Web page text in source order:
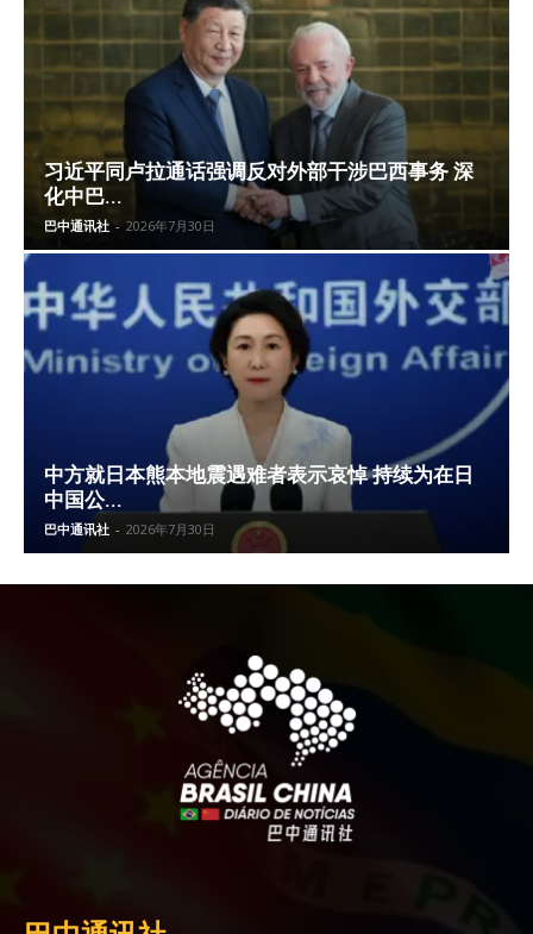
习近平同卢拉通话强调反对外部干涉巴西事务 深
化中巴...
巴中通讯社 - 2026年7月30日
中方就日本熊本地震遇难者表示哀悼 持续为在日
中国公...
巴中通讯社 - 2026年7月30日